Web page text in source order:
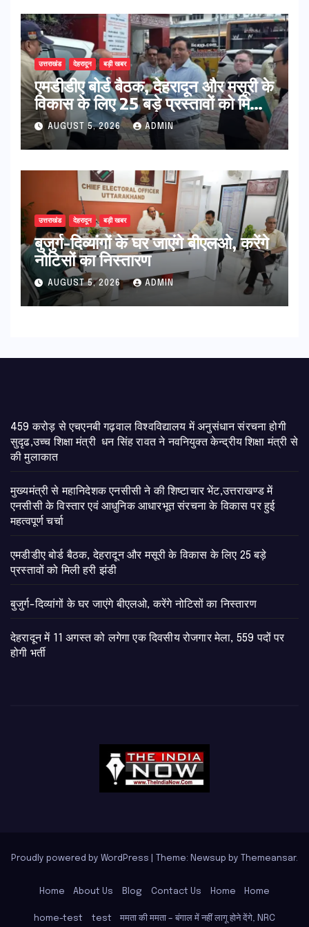
उत्तराखंड देहरादून बड़ी खबर
एमडीडीए बोर्ड बैठक, देहरादून और मसूरी के
विकास के लिए 25 बड़े प्रस्तावों को मिली
हरी झंडी
AUGUST 5, 2026 ADMIN
उत्तराखंड देहरादून बड़ी खबर
बुजुर्ग-दिव्यांगों के घर जाएंगे बीएलओ, करेंगे
नोटिसों का निस्तारण
AUGUST 5, 2026 ADMIN
459 करोड़ से एचएनबी गढ़वाल विश्वविद्यालय में अनुसंधान संरचना होगी
सुदृढ,उच्च शिक्षा मंत्री धन सिंह रावत ने नवनियुक्त केन्द्रीय शिक्षा मंत्री से
की मुलाकात
मुख्यमंत्री से महानिदेशक एनसीसी ने की शिष्टाचार भेंट,उत्तराखण्ड में
एनसीसी के विस्तार एवं आधुनिक आधारभूत संरचना के विकास पर हुई
महत्वपूर्ण चर्चा
एमडीडीए बोर्ड बैठक, देहरादून और मसूरी के विकास के लिए 25 बड़े
प्रस्तावों को मिली हरी झंडी
बुजुर्ग-दिव्यांगों के घर जाएंगे बीएलओ, करेंगे नोटिसों का निस्तारण
​देहरादून में 11 अगस्त को लगेगा एक दिवसीय रोजगार मेला, 559 पदों पर
होगी भर्ती
Proudly powered by WordPress Theme: Newsup by Themeansar.
Home About Us Blog Contact Us Home Home
home-test test ममता की ममता – बंगाल में नहीं लागू होने देंगे, NRC